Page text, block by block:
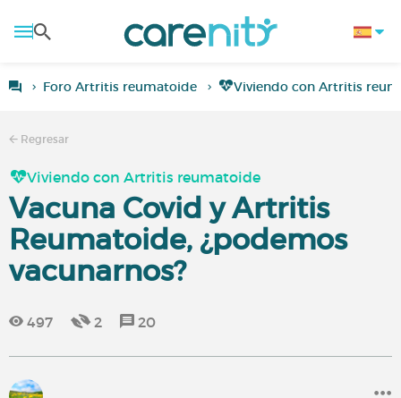
Foro Artritis reumatoide Viviendo con Artritis
Regresar
Viviendo con Artritis reumatoide
Vacuna Covid y Artritis
Reumatoide, ¿podemos
vacunarnos?
497 2 20